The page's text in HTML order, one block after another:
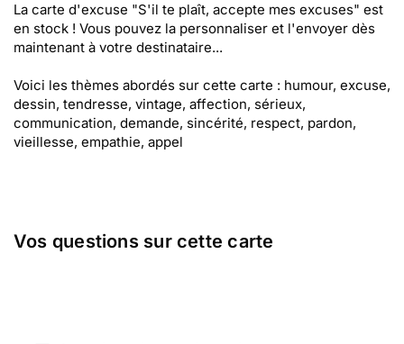
La carte d'excuse "S'il te plaît, accepte mes excuses" est
en stock ! Vous pouvez la personnaliser et l'envoyer dès
maintenant à votre destinataire...
Voici les thèmes abordés sur cette carte : humour, excuse,
dessin, tendresse, vintage, affection, sérieux,
communication, demande, sincérité, respect, pardon,
vieillesse, empathie, appel
Vos questions sur cette carte